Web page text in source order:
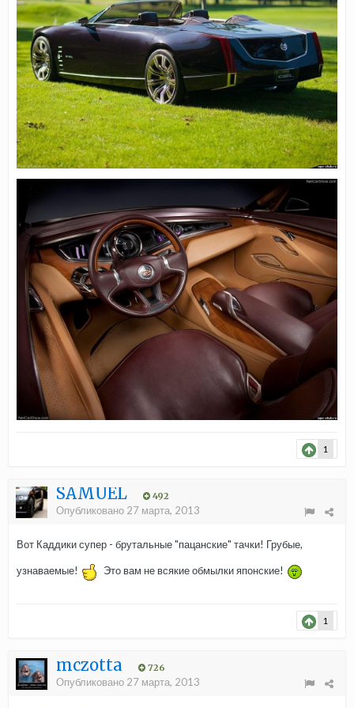
1
SAMUEL 492
Опубликовано 27 марта, 2013
Вот Каддики супер - брутальные "пацанские" тачки! Грубые,
узнаваемые! Это вам не всякие обмылки японские!
1
mczotta 726
Опубликовано 27 марта, 2013